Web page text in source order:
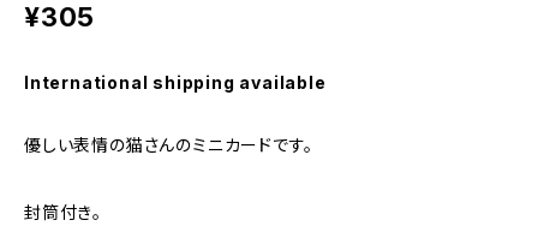
¥305
International shipping available
優しい表情の猫さんのミニカードです。
封筒付き。